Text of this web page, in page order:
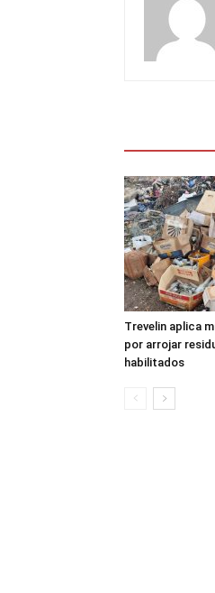
Trevelin aplica
por arrojar
habilitados